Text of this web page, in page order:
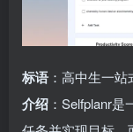
标语 ：高中生一
介绍 ：Selfplanr